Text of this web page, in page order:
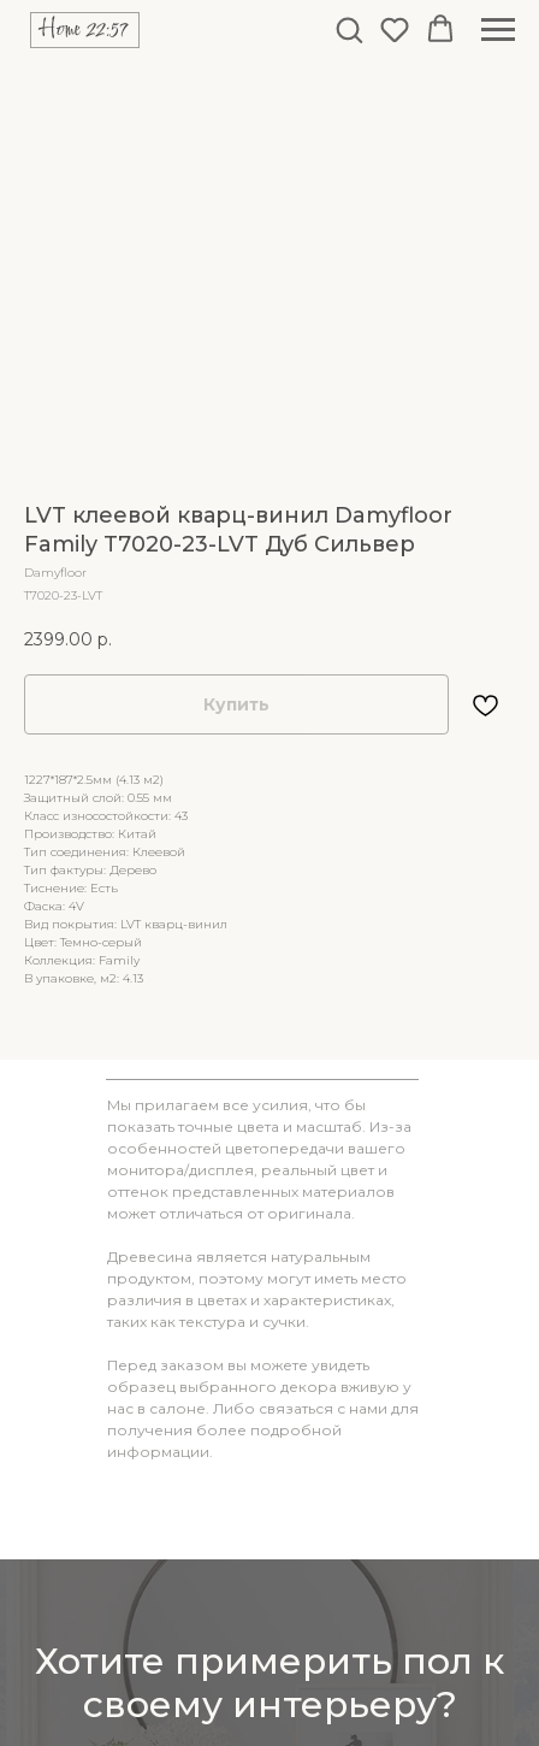
LVT клеевой кварц-винил Damyfloor
Family T7020-23-LVT Дуб Сильвер
Damyfloor
T7020-23-LVT
2399.00 р.
Купить
1227*187*2.5мм (4.13 м2)
Защитный слой: 0.55 мм
Класс износостойкости: 43
Производство: Китай
Тип соединения: Клеевой
Тип фактуры: Дерево
Тиснение: Есть
Фаска: 4V
Вид покрытия: LVT кварц-винил
Цвет: Темно-серый
Коллекция: Family
В упаковке, м2: 4.13
Мы прилагаем все усилия, что бы
показать точные цвета и масштаб. Из-за
особенностей цветопередачи вашего
монитора/дисплея, реальный цвет и
оттенок представленных материалов
может отличаться от оригинала.
Древесина является натуральным
продуктом, поэтому могут иметь место
различия в цветах и характеристиках,
таких как текстура и сучки.
Перед заказом вы можете увидеть
образец выбранного декора вживую у
нас в салоне. Либо связаться с нами для
получения более подробной
информации.
Хотите примерить пол к
своему интерьеру?